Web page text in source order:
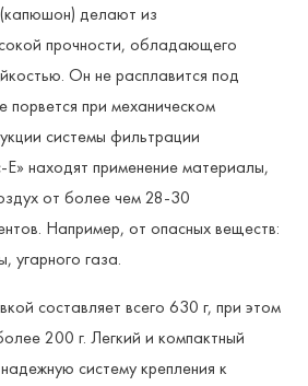
делают из
прочности, обладающего
Он не расплавится под
порвется при механическом
системы фильтрации
находят применение материалы,
от более чем 28-30
Например, от опасных веществ:
угарного газа.
составляет всего 630 г, при этом
200 г. Легкий и компактный
систему крепления к